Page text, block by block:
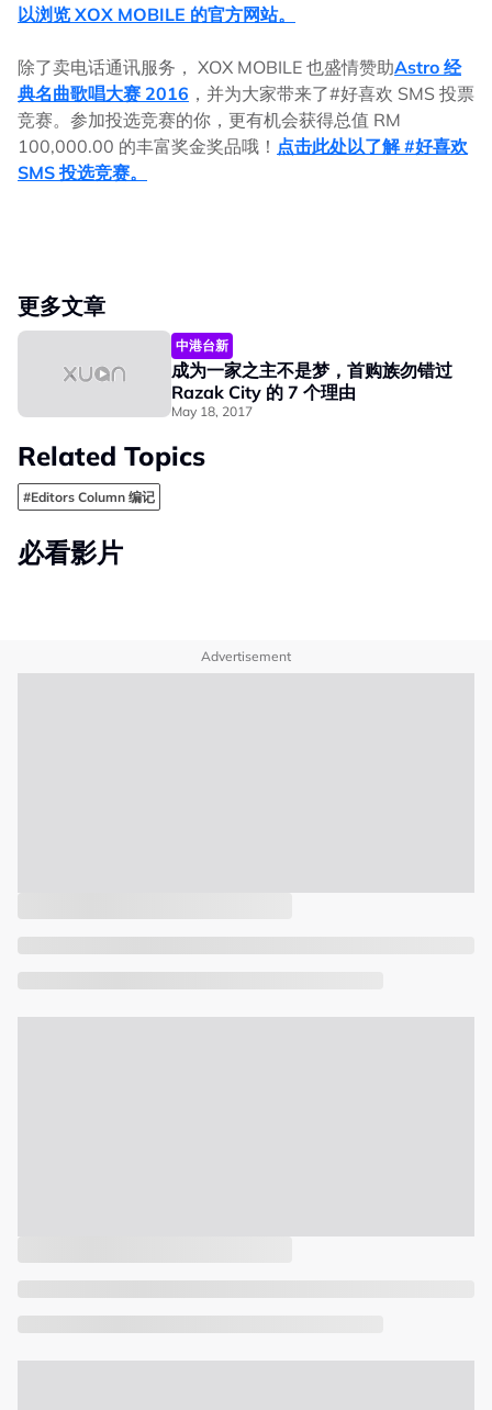
以浏览 XOX MOBILE 的官方网站。
除了卖电话通讯服务， XOX MOBILE 也盛情赞助Astro 经
典名曲歌唱大赛 2016 ，并为大家带来了#好喜欢 SMS 投票
竞赛。参加投选竞赛的你，更有机会获得总值 RM
100,000.00 的丰富奖金奖品哦！ 点击此处以了解 #好喜欢
SMS 投选竞赛。
更多文章
中港台新
成为一家之主不是梦，首购族勿错过
Razak City 的 7 个理由
May 18, 2017
Related Topics
#Editors Column 编记
必看影片
Advertisement